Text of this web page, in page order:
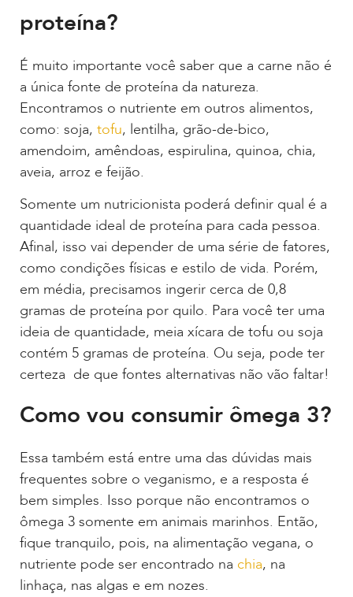
proteína?
É muito importante você saber que a carne não é
a única fonte de proteína da natureza.
Encontramos o nutriente em outros alimentos,
como: soja, tofu, lentilha, grão-de-bico,
amendoim, amêndoas, espirulina, quinoa, chia,
aveia, arroz e feijão.
Somente um nutricionista poderá definir qual é a
quantidade ideal de proteína para cada pessoa.
Afinal, isso vai depender de uma série de fatores,
como condições físicas e estilo de vida. Porém,
em média, precisamos ingerir cerca de 0,8
gramas de proteína por quilo. Para você ter uma
ideia de quantidade, meia xícara de tofu ou soja
contém 5 gramas de proteína. Ou seja, pode ter
certeza de que fontes alternativas não vão faltar!
Como vou consumir ômega 3?
Essa também está entre uma das dúvidas mais
frequentes sobre o veganismo, e a resposta é
bem simples. Isso porque não encontramos o
ômega 3 somente em animais marinhos. Então,
fique tranquilo, pois, na alimentação vegana, o
nutriente pode ser encontrado na chia, na
linhaça, nas algas e em nozes.